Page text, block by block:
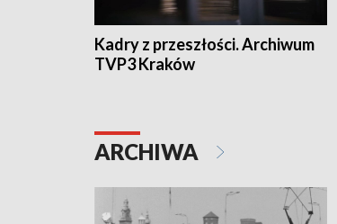
Kadry z przeszłości. Archiwum
TVP3 Kraków
ARCHIWA